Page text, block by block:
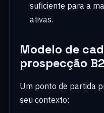
suficiente para a
ativas.
Modelo de
prospecção
Um ponto de partida
seu contexto: